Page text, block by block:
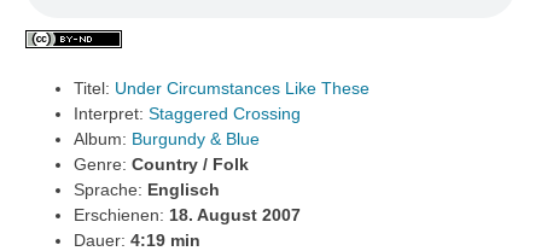
Titel: Under Circumstances Like These
Interpret: Staggered Crossing
Album: Burgundy & Blue
Genre: Country / Folk
Sprache: Englisch
Erschienen: 18. August 2007
Dauer: 4:19 min